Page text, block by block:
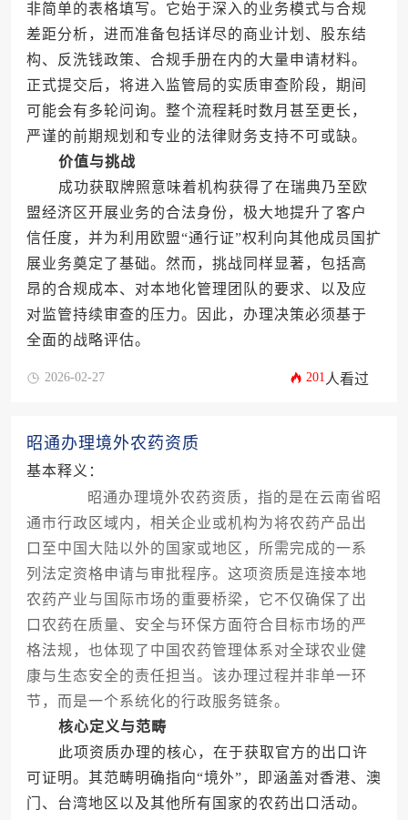
非简单的表格填写。它始于深入的业务模式与合规
差距分析，进而准备包括详尽的商业计划、股东结
构、反洗钱政策、合规手册在内的大量申请材料。
正式提交后，将进入监管局的实质审查阶段，期间
可能会有多轮问询。整个流程耗时数月甚至更长，
严谨的前期规划和专业的法律财务支持不可或缺。
价值与挑战
成功获取牌照意味着机构获得了在瑞典乃至欧
盟经济区开展业务的合法身份，极大地提升了客户
信任度，并为利用欧盟“通行证”权利向其他成员国扩
展业务奠定了基础。然而，挑战同样显著，包括高
昂的合规成本、对本地化管理团队的要求、以及应
对监管持续审查的压力。因此，办理决策必须基于
全面的战略评估。
2026-02-27 201 人看过
昭通办理境外农药资质
基本释义：
昭通办理境外农药资质，指的是在云南省昭
通市行政区域内，相关企业或机构为将农药产品出
口至中国大陆以外的国家或地区，所需完成的一系
列法定资格申请与审批程序。这项资质是连接本地
农药产业与国际市场的重要桥梁，它不仅确保了出
口农药在质量、安全与环保方面符合目标市场的严
格法规，也体现了中国农药管理体系对全球农业健
康与生态安全的责任担当。该办理过程并非单一环
节，而是一个系统化的行政服务链条。
核心定义与范畴
此项资质办理的核心，在于获取官方的出口许
可证明。其范畴明确指向“境外”，即涵盖对香港、澳
门、台湾地区以及其他所有国家的农药出口活动。